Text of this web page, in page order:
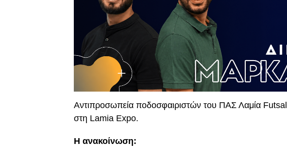
Αντιπροσωπεία ποδοσφαιριστών του ΠΑΣ Λαμία
στη Lamia Expo.
H ανακοίνωση: